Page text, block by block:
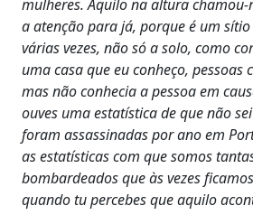
mulheres. Aquilo na altura
a atenção para já, porque é um
várias vezes, não só a solo, como
uma casa que eu conheço, pessoas
mas não conhecia a pessoa em
ouves uma estatística de que não
foram assassinadas por ano em
as estatísticas com que somos
bombardeados que às vezes
quando tu percebes que aquilo